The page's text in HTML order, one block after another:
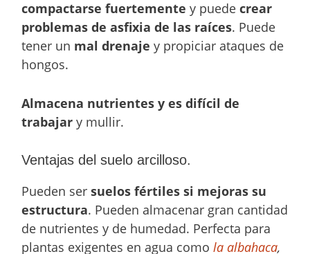
compactarse fuertemente y puede crear
problemas de asfixia de las raíces. Puede
tener un mal drenaje y propiciar ataques de
hongos.
Almacena nutrientes y es difícil de
trabajar y mullir.
Ventajas del suelo arcilloso.
Pueden sersuelos fértiles si mejoras su
estructura. Pueden almacenar gran cantidad
de nutrientes y de humedad. Perfecta para
plantas exigentes en agua como la albahaca,